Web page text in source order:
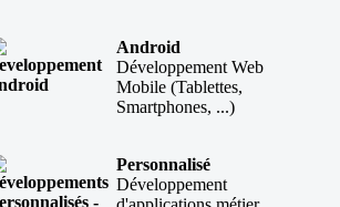
Android
Développement Web
Mobile (Tablettes,
Smartphones, ...)
Personnalisé
Développement